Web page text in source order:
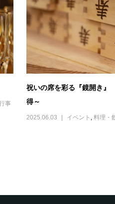
事
祝いの席を彩る『鏡開き
得～
2025.06.03 イベント 料理・